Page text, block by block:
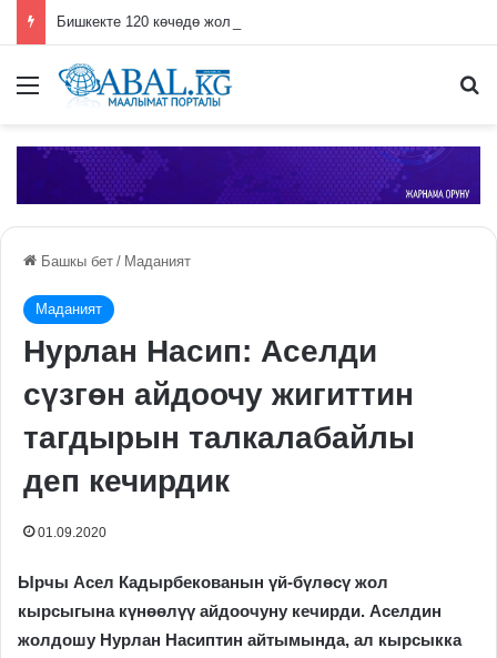
Бишкекте 120 көчөдө жол оңдоо иштери жүрүп жатат
Меню
Башкы бет / Маданият
Маданият
Нурлан Насип: Аселди
сүзгөн айдоочу жигиттин
тагдырын талкалабайлы
деп кечирдик
01.09.2020
Ырчы Асел Кадырбекованын үй-бүлөсү жол
кырсыгына күнөөлүү айдоочуну кечирди. Аселдин
жолдошу Нурлан Насиптин айтымында, ал кырсыкка